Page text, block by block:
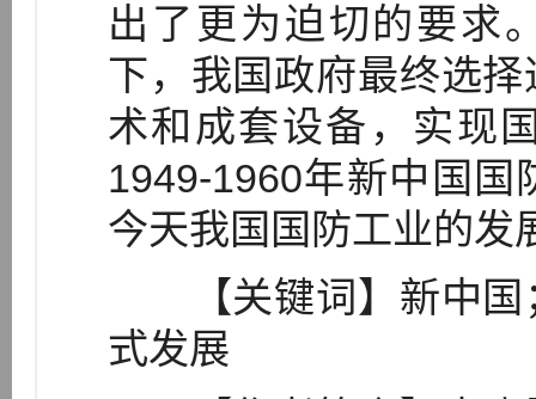
出了更为迫切的要求
下，我国政府最终选
术和成套设备，实现
1949-1960年新中国
今天我国国防工业的发
【关键词】新中国
式发展